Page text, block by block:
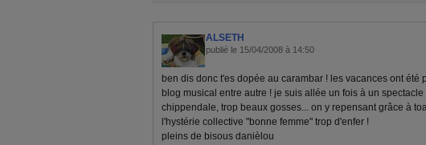
ALSETH
publié le 15/04/2008 à 14:50
ben dis donc t'es dopée au carambar ! les vacances ont été
blog musical entre autre ! je suis allée un fois à un
chippendale, trop beaux gosses... on y repensant grâce à
l'hystérie collective "bonne femme" trop d'enfer !
pleins de bisous danièlou